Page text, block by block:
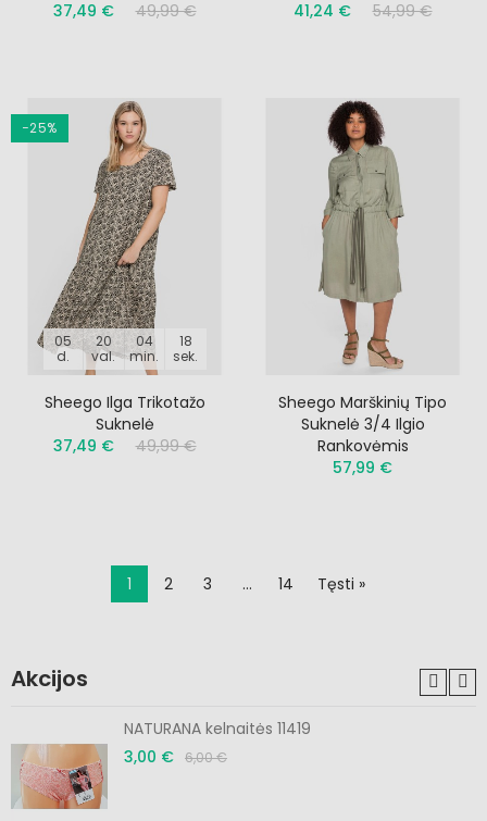
37,49 €
49,99 €
41,24 €
54,99 €
−25%
05
d.
20
val.
04
min.
17
sek.
Sheego Ilga Trikotažo
Suknelė
37,49 €
49,99 €
Sheego Marškinių Tipo
Suknelė 3/4 Ilgio
Rankovėmis
57,99 €
1 2 3 … 14 Tęsti »
Akcijos
NATURANA kelnaitės 11419
3,00 € 6,00 €